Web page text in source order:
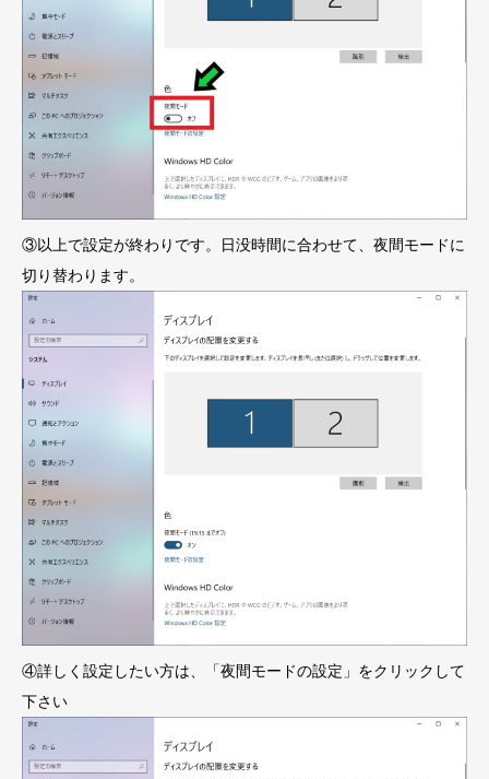
③以上で設定が終わりです。日没時間に合わせて、夜間モードに
切り替わります。
④詳しく設定したい方は、「夜間モードの設定」をクリックして
下さい